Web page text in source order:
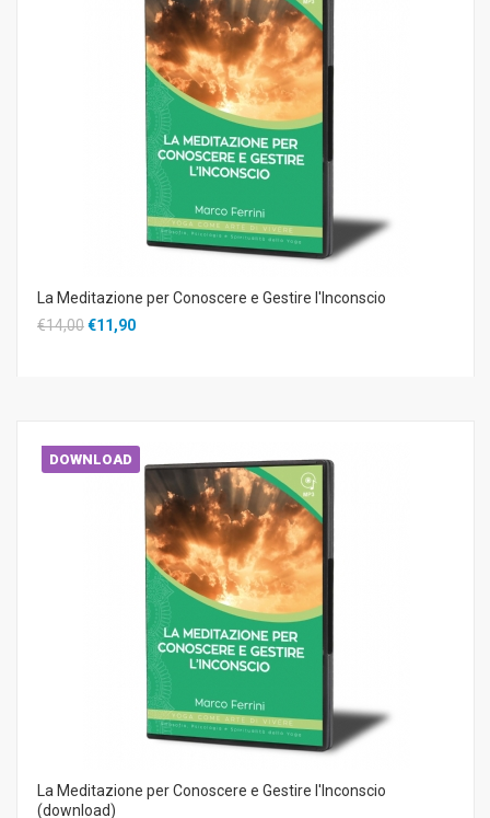
La Meditazione per Conoscere e Gestire l'Inconscio
€14,00€11,90
DOWNLOAD
La Meditazione per Conoscere e Gestire l'Inconscio
(download)